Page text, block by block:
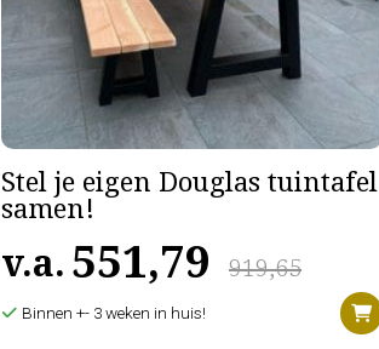
Stel je eigen Douglas tuintafel
samen!
v.a. 919,65
551,79
Binnen +- 3 weken in huis!